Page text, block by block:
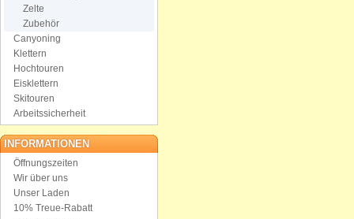
Zelte
Zubehör
Canyoning
Klettern
Hochtouren
Eisklettern
Skitouren
Arbeitssicherheit
INFORMATIONEN
Öffnungszeiten
Wir über uns
Unser Laden
10% Treue-Rabatt